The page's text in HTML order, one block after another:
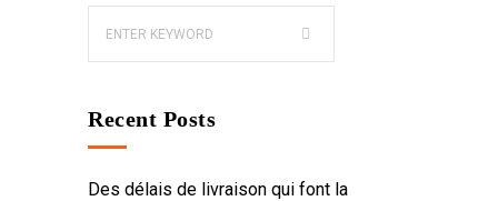
Recent Posts
Des délais de livraison qui font la